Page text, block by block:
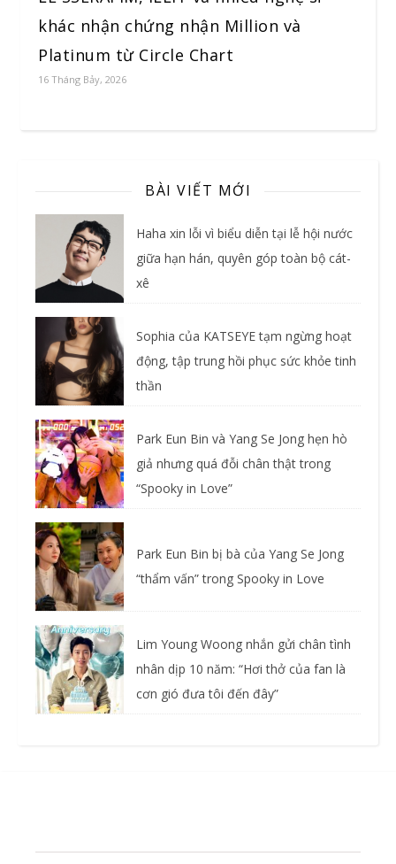
khác nhận chứng nhận Million và
Platinum từ Circle Chart
16 Tháng Bảy, 2026
BÀI VIẾT MỚI
Haha xin lỗi vì biểu diễn tại lễ hội nước
giữa hạn hán, quyên góp toàn bộ cát-
xê
Sophia của KATSEYE tạm ngừng hoạt
động, tập trung hồi phục sức khỏe tinh
thần
Park Eun Bin và Yang Se Jong hẹn hò
giả nhưng quá đỗi chân thật trong
“Spooky in Love”
Park Eun Bin bị bà của Yang Se Jong
“thẩm vấn” trong Spooky in Love
Lim Young Woong nhắn gửi chân tình
nhân dịp 10 năm: “Hơi thở của fan là
cơn gió đưa tôi đến đây”